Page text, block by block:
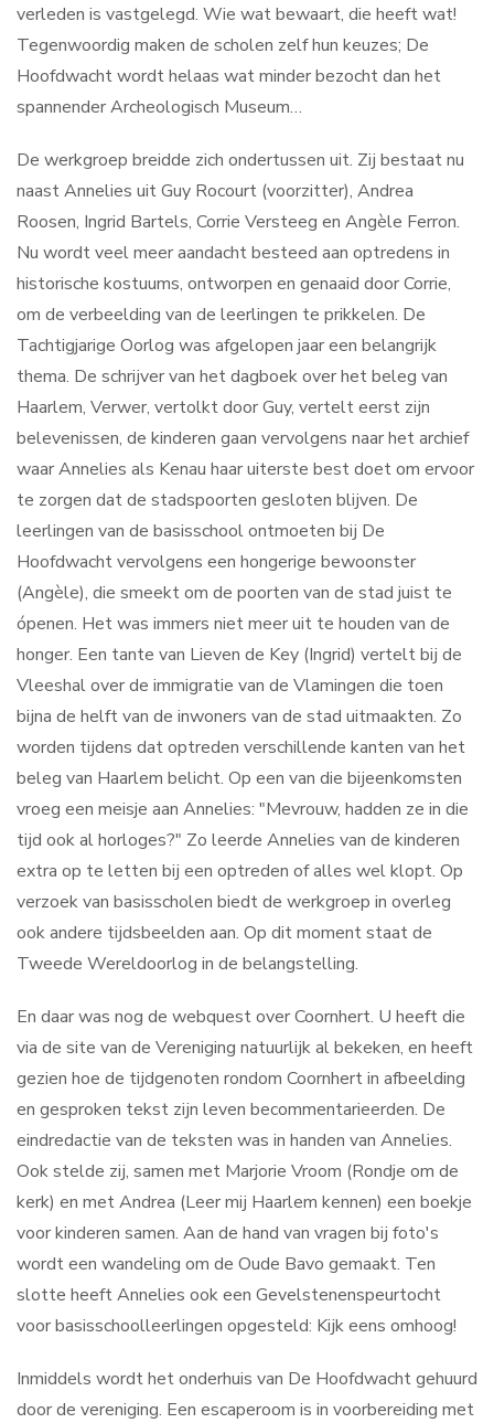
verleden is vastgelegd. Wie wat bewaart, die heeft wat!
Tegenwoordig maken de scholen zelf hun keuzes; De
Hoofdwacht wordt helaas wat minder bezocht dan het
spannender Archeologisch Museum…
De werkgroep breidde zich ondertussen uit. Zij bestaat nu
naast Annelies uit Guy Rocourt (voorzitter), Andrea
Roosen, Ingrid Bartels, Corrie Versteeg en Angèle Ferron.
Nu wordt veel meer aandacht besteed aan optredens in
historische kostuums, ontworpen en genaaid door Corrie,
om de verbeelding van de leerlingen te prikkelen. De
Tachtigjarige Oorlog was afgelopen jaar een belangrijk
thema. De schrijver van het dagboek over het beleg van
Haarlem, Verwer, vertolkt door Guy, vertelt eerst zijn
belevenissen, de kinderen gaan vervolgens naar het archief
waar Annelies als Kenau haar uiterste best doet om ervoor
te zorgen dat de stadspoorten gesloten blijven. De
leerlingen van de basisschool ontmoeten bij De
Hoofdwacht vervolgens een hongerige bewoonster
(Angèle), die smeekt om de poorten van de stad juist te
ópenen. Het was immers niet meer uit te houden van de
honger. Een tante van Lieven de Key (Ingrid) vertelt bij de
Vleeshal over de immigratie van de Vlamingen die toen
bijna de helft van de inwoners van de stad uitmaakten. Zo
worden tijdens dat optreden verschillende kanten van het
beleg van Haarlem belicht. Op een van die bijeenkomsten
vroeg een meisje aan Annelies: "Mevrouw, hadden ze in die
tijd ook al horloges?" Zo leerde Annelies van de kinderen
extra op te letten bij een optreden of alles wel klopt. Op
verzoek van basisscholen biedt de werkgroep in overleg
ook andere tijdsbeelden aan. Op dit moment staat de
Tweede Wereldoorlog in de belangstelling.
En daar was nog de webquest over Coornhert. U heeft die
via de site van de Vereniging natuurlijk al bekeken, en heeft
gezien hoe de tijdgenoten rondom Coornhert in afbeelding
en gesproken tekst zijn leven becommentarieerden. De
eindredactie van de teksten was in handen van Annelies.
Ook stelde zij, samen met Marjorie Vroom (Rondje om de
kerk) en met Andrea (Leer mij Haarlem kennen) een boekje
voor kinderen samen. Aan de hand van vragen bij foto's
wordt een wandeling om de Oude Bavo gemaakt. Ten
slotte heeft Annelies ook een Gevelstenenspeurtocht
voor basisschoolleerlingen opgesteld: Kijk eens omhoog!
Inmiddels wordt het onderhuis van De Hoofdwacht gehuurd
door de vereniging. Een escaperoom is in voorbereiding met